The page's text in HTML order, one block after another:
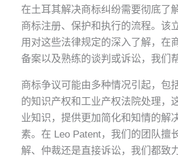
在土耳其解决商标纠纷需要彻底了
商标注册、保护和执行的流程。该
用对这些法律规定的深入了解，在
备案以及熟练的谈判或诉讼，我们
商标争议可能由多种情况引起，包
的知识产权和工业产权法院处理，
业知识，提供更加简化和知情的解
素。在 Leo Patent，我们的团队擅
解、仲裁还是直接诉讼，我们都致